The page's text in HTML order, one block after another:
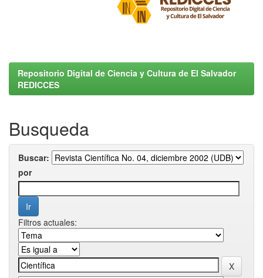
Repositorio Digital de Ciencia y Cultura de El Salvador
REDICCES
Busqueda
Buscar:
por
Filtros actuales: